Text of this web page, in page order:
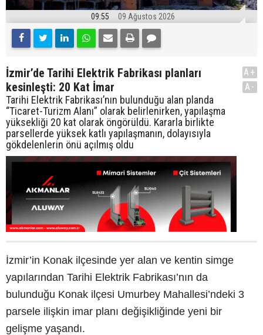
09:55 09 Ağustos 2026
İzmir’de Tarihi Elektrik Fabrikası planları
kesinleşti: 20 Kat İmar
Tarihi Elektrik Fabrikası’nın bulunduğu alan planda
“Ticaret-Turizm Alanı” olarak belirlenirken, yapılaşma
yüksekliği 20 kat olarak öngörüldü. Kararla birlikte
parsellerde yüksek katlı yapılaşmanın, dolayısıyla
gökdelenlerin önü açılmış oldu
A+
A-
İzmir’in Konak ilçesinde yer alan ve kentin simge
yapılarından Tarihi Elektrik Fabrikası’nın da
bulunduğu Konak ilçesi Umurbey Mahallesi’ndeki 3
parsele ilişkin imar planı değişikliğinde yeni bir
gelişme yaşandı.